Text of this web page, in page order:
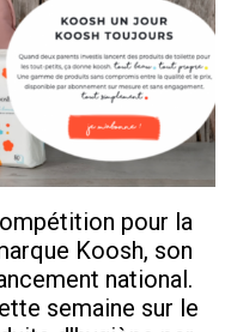
pour la
Koosh, son
national.
semaine sur le